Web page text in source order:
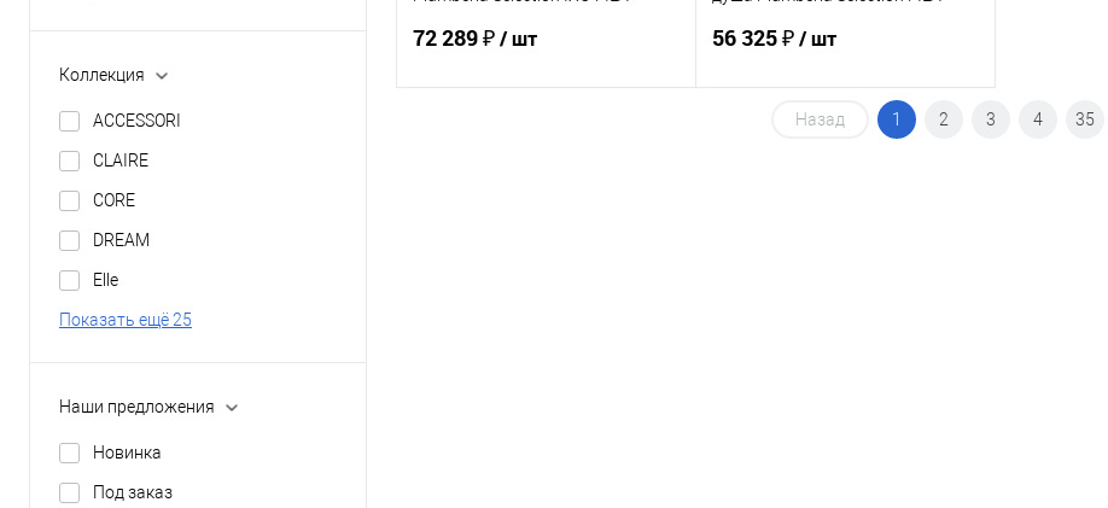
Коллекция
ACCESSORI
CLAIRE
CORE
DREAM
Elle
Показать ещё 25
Наши предложения
Новинка
Под заказ
72 289 ₽/ шт 56 325 ₽/ шт
В корзину
Назад 1 2 3 4 35